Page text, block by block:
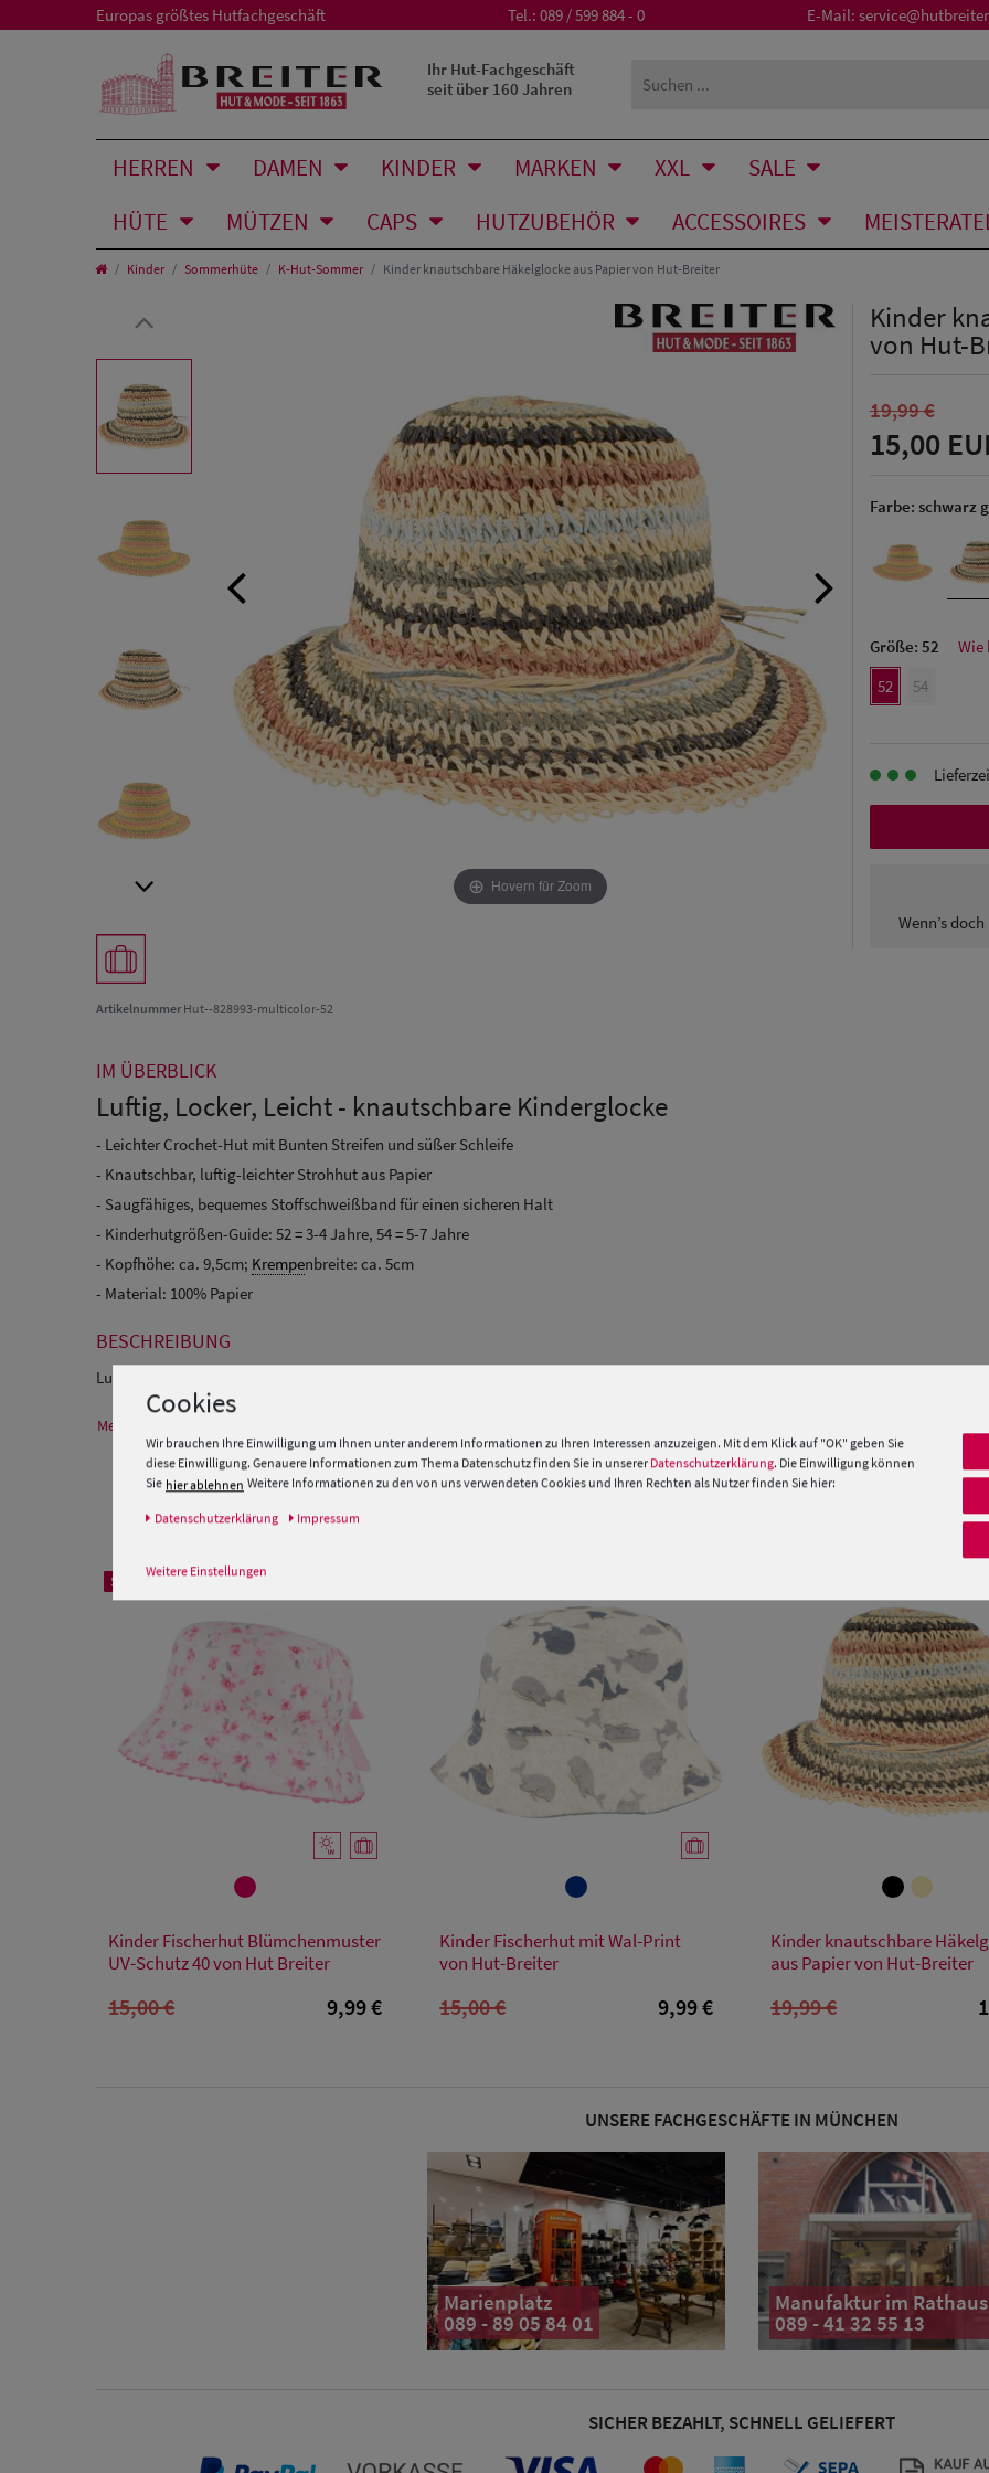
Europas größtes Hutfachgeschäft Tel.: 089 / 599 884 - 0 E-Mail:
Ihr Hut-Fachgeschäft
seit über 160 Jahren
HERREN DAMEN KINDER MARKEN XXL
SALE
HÜTE
MÜTZEN CAPS HUTZUBEHÖR ACCESSOIRES
Kinder Sommerhüte K-Hut-Sommer Kinder knautschbare Häkelglocke aus Papier von Hut-Breiter
Hovern für Zoom
ArtikelnummerHut--828993-multicolor-52
Kinder
von Hut-
19,99 €
15,00
Farbe: schwarz
Größe: 52
Wie
52
54
Wenn’s
IM ÜBERBLICK
Luftig, Locker, Leicht - knautschbare Kinderglocke
- Leichter Crochet-Hut mit Bunten Streifen und süßer Schleife
- Knautschbar, luftig-leichter Strohhut aus Papier
- Saugfähiges, bequemes Stoffschweißband für einen sicheren Halt
- Kinderhutgrößen-Guide: 52 = 3-4 Jahre, 54 = 5-7 Jahre
- Kopfhöhe: ca. 9,5cm; Krempenbreite: ca. 5cm
- Material: 100% Papier
BESCHREIBUNG
Lufitg gehäkelte Glock mit bunten Streife und Schleife von Hut-Breiter
Mehr Informationen zum Hersteller und EU Verantwortlichen »
SALE
54
Kinder Fischerhut Blümchenmuster
UV-Schutz 40 von Hut Breiter
15,00 € 9,99 €
Einheitsgröße
Kinder Fischerhut mit Wal-Print
von Hut-Breiter
15,00 € 9,99 €
52 54
Kinder knautschbare
aus Papier von Hut-Breiter
19,99 €
UNSERE FACHGESCHÄFTE IN MÜNCHEN
Marienplatz
089 - 89 05 84 01
Manufaktur im Rathaus
089 - 41 32 55 13
SICHER BEZAHLT, SCHNELL GELIEFERT
Cookies
Wir brauchen Ihre Einwilligung um Ihnen unter anderem Informationen zu Ihren Interessen anzuzeigen. Mit dem Klick auf "OK" geben Sie
diese Einwilligung. Genauere Informationen zum Thema Datenschutz finden Sie in unserer Datenschutzerklärung. Die Einwilligung können
Sie hier ablehnen Weitere Informationen zu den von uns verwendeten Cookies und Ihren Rechten als Nutzer finden Sie hier:
Daten­schutz­erklärung Impressum
Weitere Einstellungen